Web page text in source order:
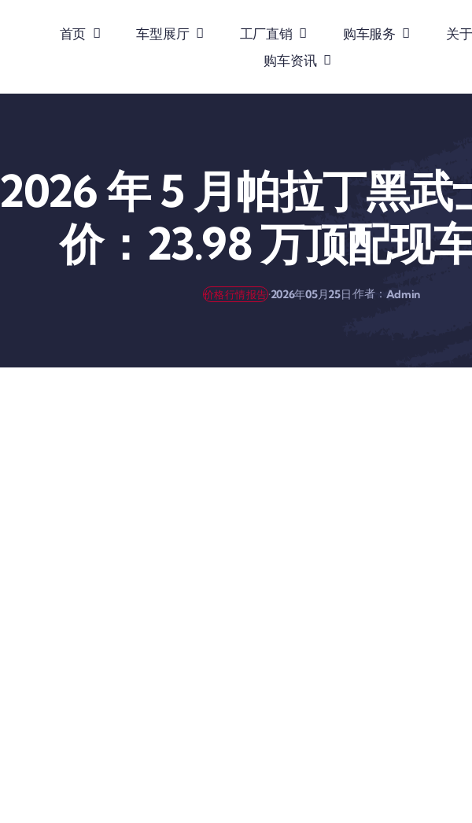
首页 车型展厅 工厂直销 购车服务
关
购车资讯
2026 年 5 月帕拉丁黑武
价：23.98 万顶配现
价格行情报告·2026年05月25日·作者： Admin